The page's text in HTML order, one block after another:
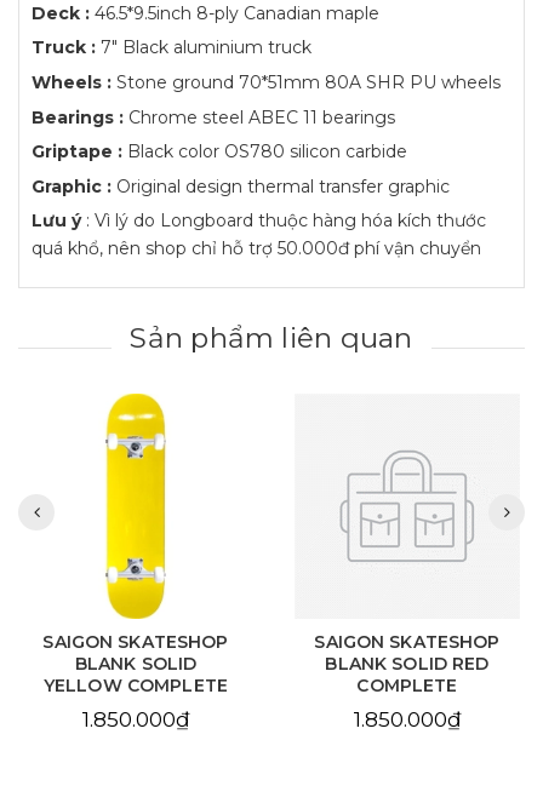
Deck : 46.5*9.5inch 8-ply Canadian maple
Truck : 7" Black aluminium truck
Wheels : Stone ground 70*51mm 80A SHR PU wheels
Bearings : Chrome steel ABEC 11 bearings
Griptape : Black color OS780 silicon carbide
Graphic : Original design thermal transfer graphic
Lưu ý: Vì lý do Longboard thuộc hàng hóa kích thước
quá khổ, nên shop chỉ hỗ trợ 50.000đ phí vận chuyển
Sản phẩm liên quan
SAIGON SKATESHOP
BLANK SOLID RED
COMPLETE
1.850.000₫
SAIGON SKATESHOP
BLANK NATURAL
COMPLETE
1.850.000₫